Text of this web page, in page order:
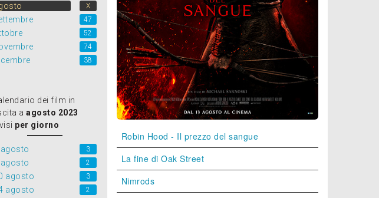
X
47
52
74
38
dei film in
aagosto 2023
per giorno
agosto 3
2
agosto 3
agosto 2
Robin Hood - Il prezzo del sangue
La fine di Oak Street
Nimrods